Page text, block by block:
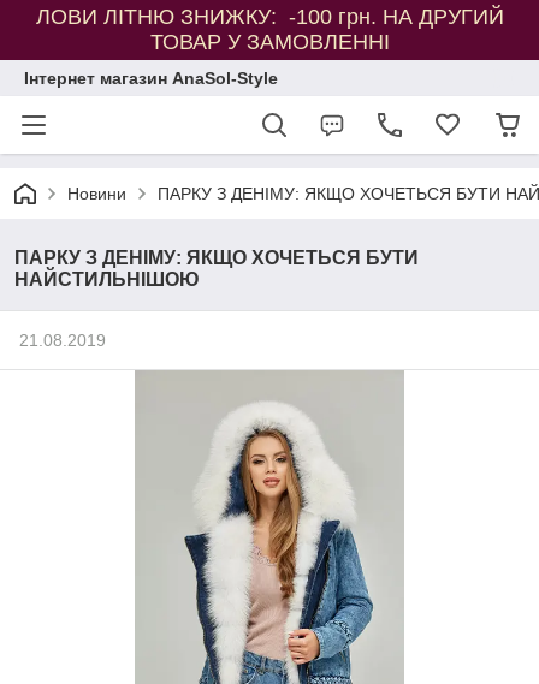
ЛОВИ ЛІТНЮ ЗНИЖКУ: -100 грн. НА ДРУГИЙ
ТОВАР У ЗАМОВЛЕННІ
Інтернет магазин AnaSol-Style
Новини ПАРКУ З ДЕНІМУ: ЯКЩО ХОЧЕТЬСЯ БУТИ
ПАРКУ З ДЕНІМУ: ЯКЩО ХОЧЕТЬСЯ БУТИ
НАЙСТИЛЬНІШОЮ
21.08.2019